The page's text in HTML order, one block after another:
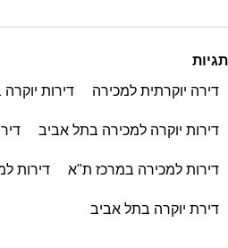
תגיות
דירה יוקרתית למכירה
דירות
דירות יוקרה למכירה בתל אביב
דירות למכירה במרכז ת"א דירות
דירת יוקרה בתל אביב